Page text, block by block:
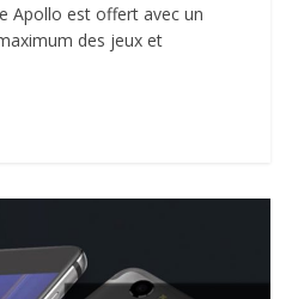
Apollo est offert avec un
des jeux et